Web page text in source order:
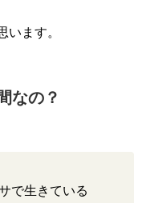
います。
なの？
で生きている